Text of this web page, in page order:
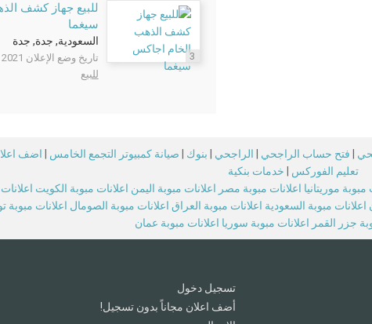
3
للبيع جهاز كشف
سيغما
السعودية, جدة, جدة
تاريخ وضع الإعلان Jan 26, 2021 إلى
للبيع
فتح حساب الراجحي الراجحي بنوك صيانة كمبيوتر التجمع الخامس اضف
تعليم الفوركس
خدمات بنكية
مبوبة موريتانيا اعلانات مبوبة مصر اعلانات مبوبة اليمن اعلانات مبوبة الكويت
اعلانات مبوبة السعودية اعلانات مبوبة العراق اعلانات مبوبة الصومال اعلانات مبوبة
جزر القمر اعلانات مبوبة سوريا اعلانات مبوبة عمان
تسجيل دخول
أضف اعلان مجاناً بدون تسجيل!